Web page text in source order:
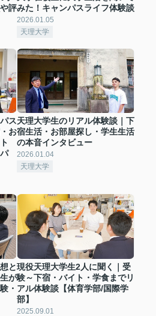
評みた！キャンパスライフ体験談
2026.01.05
天理大学
ス
お
天理大学生のリアル体験談｜下
宿生活・お部屋探し・学生生活
の本音インタビュー
2026.01.04
天理大学
と
が
・
現役天理大学生2人に聞く｜受
験～下宿・バイト・学食までリ
アル体験談【体育学部/国際学
部】
2025.09.01